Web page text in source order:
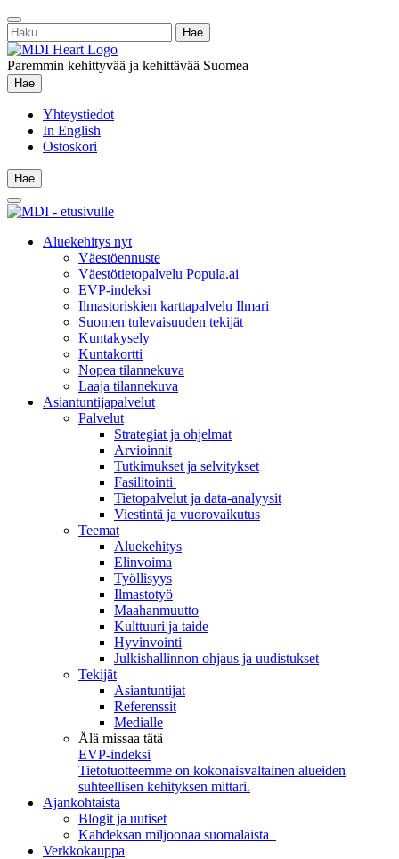
Siirry
sisältöön
Sulje
hae
Haku:
Paremmin kehittyvää ja kehittävää Suomea
Hae
Hae
Yhteystiedot
In English
Ostoskori
Hae
Hae
Main
Menu
Aluekehitys nyt
Väestöennuste
Väestötietopalvelu Popula.ai
EVP-indeksi
Ilmastoriskien karttapalvelu Ilmari
Suomen tulevaisuuden tekijät
Kuntakysely
Kuntakortti
Nopea tilannekuva
Laaja tilannekuva
Asiantuntijapalvelut
Palvelut
Strategiat ja ohjelmat
Arvioinnit
Tutkimukset ja selvitykset
Fasilitointi
Tietopalvelut ja data-analyysit
Viestintä ja vuorovaikutus
Teemat
Aluekehitys
Elinvoima
Työllisyys
Ilmastotyö
Maahanmuutto
Kulttuuri ja taide
Hyvinvointi
Julkishallinnon ohjaus ja uudistukset
Tekijät
Asiantuntijat
Referenssit
Medialle
Älä missaa tätä
EVP-indeksi
Tietotuotteemme on kokonaisvaltainen alueiden
suhteellisen kehityksen mittari.
Ajankohtaista
Blogit ja uutiset
Kahdeksan miljoonaa suomalaista
Verkkokauppa